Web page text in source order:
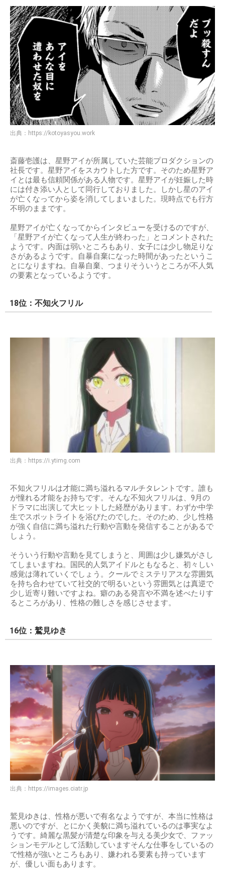
出典： https://kotoyasyou.work
斎藤壱護は、星野アイが所属していた芸能プロダクションの
社長です。星野アイをスカウトした方です。そのため星野ア
イとは最も信頼関係がある人物です。星野アイが妊娠した時
には付き添い人として同行しておりました。しかし星のアイ
が亡くなってから姿を消してしまいました。現時点でも行方
不明のままです。
星野アイが亡くなってからインタビューを受けるのですが、
「星野アイが亡くなって人生が終わった」とコメントされた
ようです。内面は弱いところもあり、女子には少し物足りな
さがあるようです。自暴自棄になった時間があったというこ
とになりますね。自暴自棄、つまりそういうところが不人気
の要素となっているようです。
18位：不知火フリル
出典： https://i.ytimg.com
不知火フリルは才能に満ち溢れるマルチタレントです。誰も
が憧れる才能をお持ちです。そんな不知火フリルは、9月の
ドラマに出演して大ヒットした経歴があります。わずか中学
生でスポットライトを浴びたのでした。そのため、少し性格
が強く自信に満ち溢れた行動や言動を発信することがあるで
しょう。
そういう行動や言動を見てしまうと、周囲は少し嫌気がさし
てしまいますね。国民的人気アイドルともなると、初々しい
感覚は薄れていくでしょう。クールでミステリアスな雰囲気
を持ち合わせていて社交的で明るいという雰囲気とは真逆で
少し近寄り難いですよね。癖のある発言や不満を述べたりす
るところがあり、性格の難しさを感じさせます。
16位：鷲見ゆき
出典： https://images.ciatr.jp
鷲見ゆきは、性格が悪いで有名なようですが、本当に性格は
悪いのですが、とにかく美貌に満ち溢れているのは事実なよ
うです。綺麗な黒髪が清楚な印象を与える美少女で、ファッ
ションモデルとして活動していますそんな仕事をしているの
で性格が強いところもあり、嫌われる要素も持っています
が、優しい面もあります。